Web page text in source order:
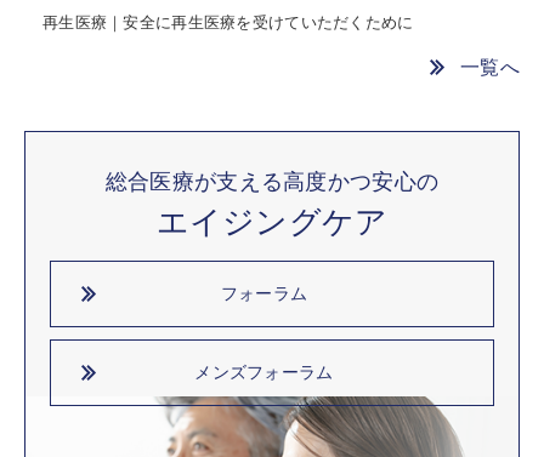
再生医療｜安全に再生医療を受けていただくために
一覧へ
総合医療が支える高度かつ安心の
エイジングケア
フォーラム
メンズフォーラム